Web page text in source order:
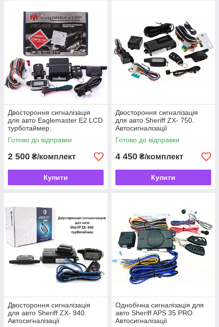
Двостороння сигналізація
для авто Eaglemaster E2 LCD
турботаймер.
Автосигналізації
Готово до відправки
2 500 ₴/комплект
Купити
Двостороння сигналізація
для авто Sheriff ZX- 750.
Автосигналізації
Готово до відправки
4 450 ₴/комплект
Купити
Двостороння сигналізація
для авто Sheriff ZX- 940.
Автосигналізації
Однобічна сигналізація для
авто Sheriff APS 35 PRO.
Автосигналізації